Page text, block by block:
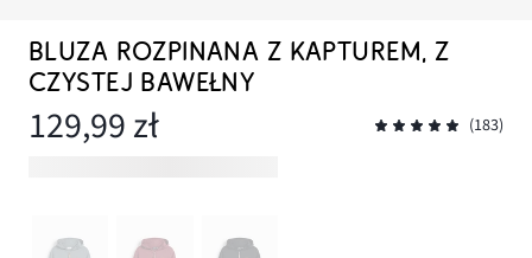
BLUZA ROZPINANA Z KAPTUREM, Z
CZYSTEJ BAWEŁNY
129,99 zł (183)